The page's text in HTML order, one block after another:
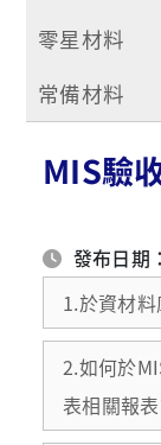
零星材料
常備材料
MIS驗
發布日期
1.於資材
2.如何於
表相關報